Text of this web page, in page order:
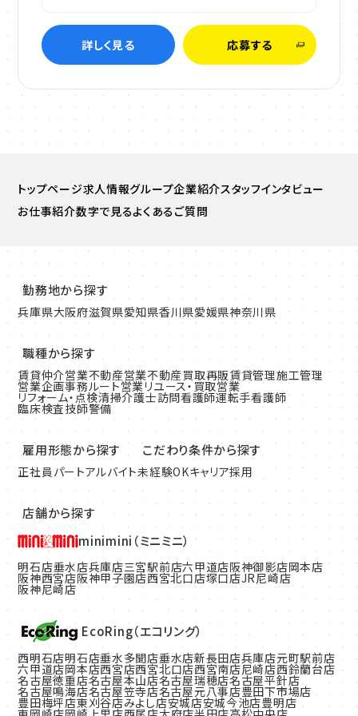
詳しく見る 応募する
トップページ求人情報グループ企業紹介スタッフインタビュー
お仕事紹介数字で見るよくあるご質問
勤務地から探す
兵庫県大阪府滋賀県愛知県香川県愛媛県神奈川県
職種から探す
賃貸仲介営業不動産営業不動産買取再販賃貸管理施工管理
営業企画事務ルート営業リユース・買取営業
リフォーム・点検清掃介護士訪問看護師運転手看護師
臨床検査技師警備
雇用形態から探す
正社員 パートアルバイト
こだわり条件から探す
未経験OKキャリア採用
店舗から探す
minimini（ミニミニ）
明石店垂水店兵庫店三宮駅前店六甲道店阪神御影店岡本店
阪神西宮店阪神甲子園店西宮北口店塚口店JR尼崎店
阪神尼崎店
EcoRing（エコリング）
西明石店明石店垂水多聞店垂水店新長田店兵庫店元町駅前店
六甲道店岡本店西宮店西宮北口店西宮南店尼崎店西鈴蘭台店
名古屋徳重店名古屋本山店名古屋瑞穂店名古屋平針店
名古屋鳴海店名古屋笠寺店名古屋元八事店豊田下市場店
豊田梅坪店東刈谷店みよし店安城店安城今池店豊明店